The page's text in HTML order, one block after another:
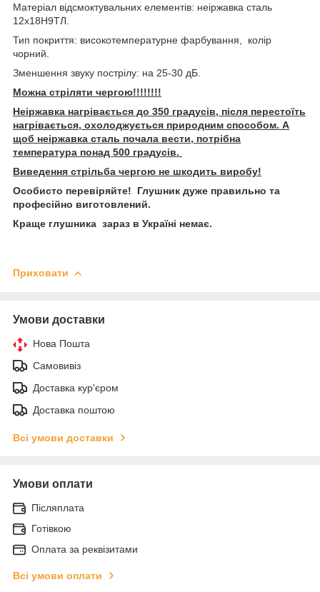
Матеріал відсмоктувальних елементів: неіржавка сталь
12х18Н9ТЛ.
Тип покриття: високотемпературне фарбування, колір
чорний.
Зменшення звуку пострілу: на 25-30 дБ.
Можна стріляти чергою!!!!!!!!
Неіржавка нагрівається до 350 градусів, після перестоїть
нагрівається, охолоджується природним способом. А
щоб неіржавка сталь почала вести, потрібна
температура понад 500 градусів.
Виведення стрільба чергою не шкодить виробу!
Особисто перевіряйте! Глушник дуже правильно та
професійно виготовлений.
Краще глушника зараз в Україні немає.
Приховати
Умови доставки
Нова Пошта
Самовивіз
Доставка кур'єром
Доставка поштою
Всі умови доставки
Умови оплати
Післяплата
Готівкою
Оплата за реквізитами
Всі умови оплати